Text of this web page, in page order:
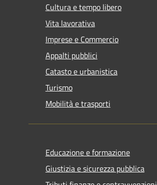
Cultura e tempo libero
Vita lavorativa
Imprese e Commercio
Appalti pubblici
Catasto e urbanistica
Turismo
Mobilità e trasporti
Educazione e formazione
Giustizia e sicurezza pubblica